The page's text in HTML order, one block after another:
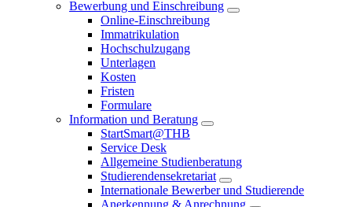
Bewerbung und Einschreibung
Online-Einschreibung
Immatrikulation
Hochschulzugang
Unterlagen
Kosten
Fristen
Formulare
Information und Beratung
StartSmart@THB
Service Desk
Allgemeine Studienberatung
Studierendensekretariat
Internationale Bewerber und Studierende
Anerkennung & Anrechnung